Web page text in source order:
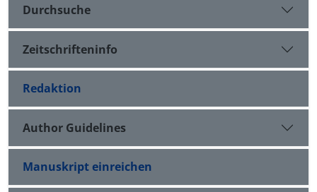
Durchsuche
Zeitschrifteninfo
Redaktion
Author Guidelines
Manuskript einreichen